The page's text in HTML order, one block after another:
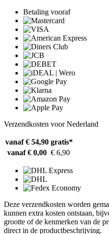
Betaling vooraf
Verzendkosten voor Nederland
vanaf € 54,90 gratis*
vanaf € 0,00 € 6,90
Deze verzendkosten worden
kunnen extra kosten ontstaan,
grootte of de kenmerken van de
direct in de productbeschrijving.